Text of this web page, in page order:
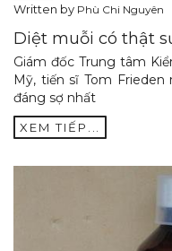
Written by Phù Chi Nguyên
Diệt muỗi có thật
Giám đốc Trung tâm
Mỹ, tiến sĩ Tom Frieden
đáng sợ nhất
XEM TIẾP...